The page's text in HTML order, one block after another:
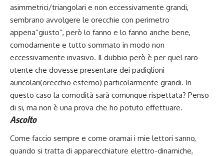
asimmetrici/triangolari e non eccessivamente grandi,
sembrano avvolgere le orecchie con perimetro
appena“giusto”, però lo fanno e lo fanno anche bene,
comodamente e tutto sommato in modo non
eccessivamente invasivo. Il dubbio però è per quel raro
utente che dovesse presentare dei padiglioni
auricolari(orecchio esterno) particolarmente grandi. In
questo caso la comodità sarà comunque rispettata? Penso
di si, ma non è una prova che ho potuto effettuare.
Ascolto
Come faccio sempre e come oramai i mie lettori sanno,
quando si tratta di apparecchiature elettro-dinamiche,